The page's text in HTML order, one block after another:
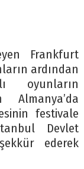
Frankfurt
ardından
oyunların
Almanya’da
festivale
Devlet
ederek